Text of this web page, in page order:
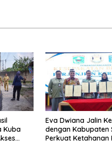
Kuba
Eva Dwiana Jalin
dengan Kabupaten
Perkuat Ketahanan